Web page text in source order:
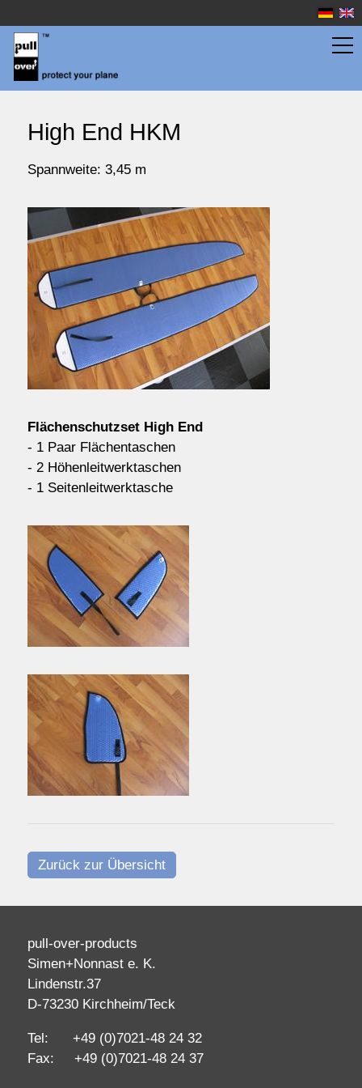
Flächentaschen
Rumpftaschen
Wassersport
Preise
Service
Kontakt/Order
Anfahrt
High End HKM
Spannweite: 3,45 m
Flächenschutzset High End
- 1 Paar Flächentaschen
- 2 Höhenleitwerktaschen
- 1 Seitenleitwerktasche
Zurück zur Übersicht
pull-over-products
Simen+Nonnast e. K.
Lindenstr.37
D-73230 Kirchheim/Teck
Tel: +49 (0)7021-48 24 32
Fax: +49 (0)7021-48 24 37